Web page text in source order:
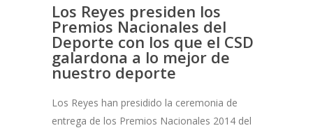
Los Reyes presiden los
Premios Nacionales del
Deporte con los que el CSD
galardona a lo mejor de
nuestro deporte
Los Reyes han presidido la ceremonia de
entrega de los Premios Nacionales 2014 del